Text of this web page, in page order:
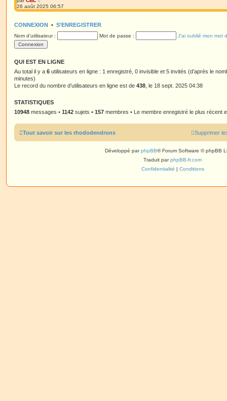
s
a
e
n
i
r
e
s
s
e
o
i
e
e
r
n
e
r
m
s
e
26 août 2025 06:57
CONNEXION • S’ENREGISTRER
Nom d’utilisateur : Mot de passe : J’ai oublié mon mot
QUI EST EN LIGNE
Au total il y a 6 utilisateurs en ligne : 1 enregistré, 0 invisible et 5 invités (d’après le
minutes)
Le record du nombre d’utilisateurs en ligne est de 438 , le 18 sept. 2025 04:38
STATISTIQUES
10948 messages • 1142 sujets • 157 membres • Le membre enregistré le plus récent
Tout savoir sur les rhododendrons Supprimer
Développé parphpBB® Forum Software © phpBB
Traduit parphpBB-fr.com
Confidentialité | Conditions